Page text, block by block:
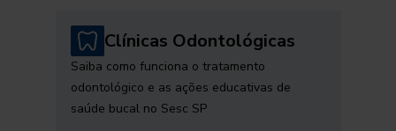
Clínicas Odontológicas
Saiba como funciona o tratamento
odontológico e as ações educativas de
saúde bucal no Sesc SP